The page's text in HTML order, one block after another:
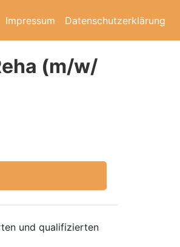
Impressum Datenschutzerklärung
(m/w/
und qualifizierten